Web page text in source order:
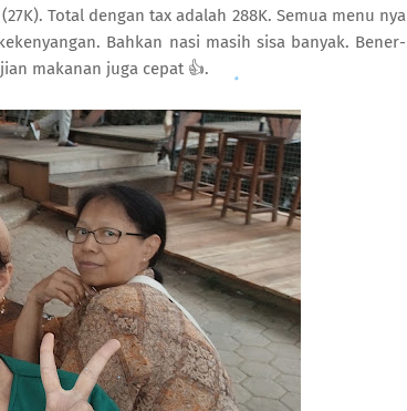
Total dengan tax adalah 288K. Semua menu nya
Bahkan nasi masih sisa banyak. Bener-
makanan juga cepat 👍.